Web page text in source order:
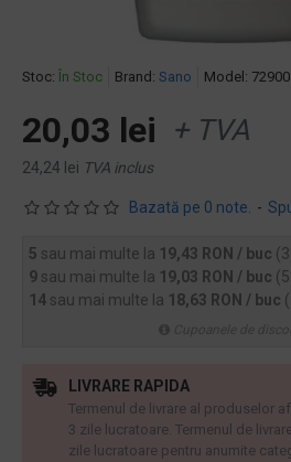
Stoc: În Stoc Brand: Sano Model:
Bazată pe 0 note. -
20,03 lei + TVA
24,24 lei TVA inclus
5 sau mai multe la 19,43 RON / buc
9 sau mai multe la 19,03 RON / buc
14 sau mai multe la 18,63 RON / buc
LIVRARE RAPIDA
Termenul de livrare al produselor
3 zile lucratoare. Termenul de
zile lucratoare pentru anumite